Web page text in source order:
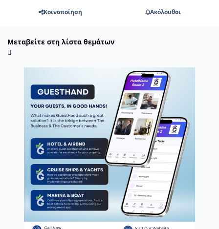
Κοινοποίηση Ακόλουθοι
Μεταβείτε στη λίστα θεμάτων